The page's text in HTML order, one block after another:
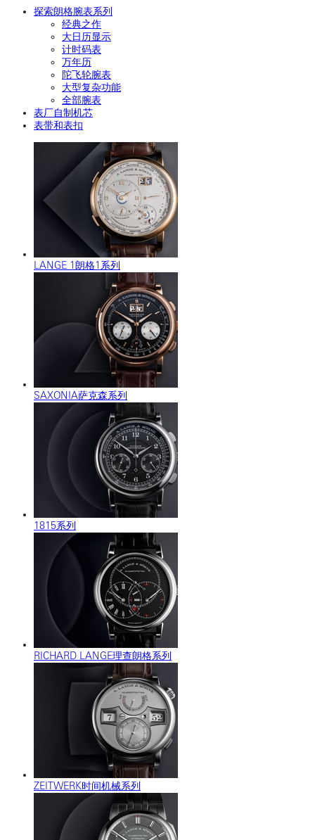
探索朗格腕表系列
经典之作
大日历显示
计时码表
万年历
陀飞轮腕表
大型复杂功能
全部腕表
表厂自制机芯
表带和表扣
LANGE 1朗格1系列
SAXONIA萨克森系列
1815系列
RICHARD LANGE理查朗格系列
ZEITWERK时间机械系列